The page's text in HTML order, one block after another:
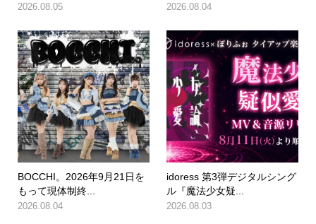
2026.08.05 2026.08.04
BOCCHI。2026年9月21日を
もって現体制終...
2026.08.04
idoress 第3弾デジタルシング
ル『魔法少女疑...
2026.08.03